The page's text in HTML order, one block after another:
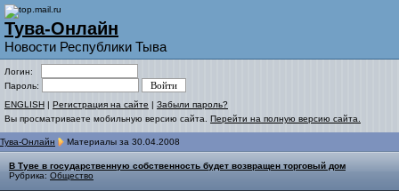
Тува-Онлайн
Новости Республики Тыва
Логин:
Пароль:
ENGLISH | Регистрация на сайте | Забыли пароль?
Вы просматриваете мобильную версию сайта. Перейти на полную версию сайта.
Тува-Онлайн Материалы за 30.04.2008
В Туве в государственную собственность будет возвращен торговый дом
Рубрика: Общество